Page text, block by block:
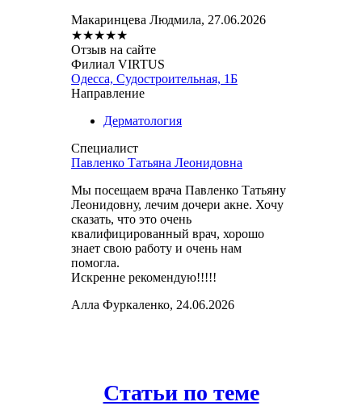
Макаринцева Людмила, 27.06.2026
★★★★★
Отзыв на сайте
Филиал VIRTUS
Одесса, Судостроительная, 1Б
Направление
Дерматология
Специалист
Павленко Татьяна Леонидовна
Мы посещаем врача Павленко Татьяну
Леонидовну, лечим дочери акне. Хочу
сказать, что это очень
квалифицированный врач, хорошо
знает свою работу и очень нам
помогла.
Искренне рекомендую!!!!!
Алла Фуркаленко, 24.06.2026
Статьи по теме